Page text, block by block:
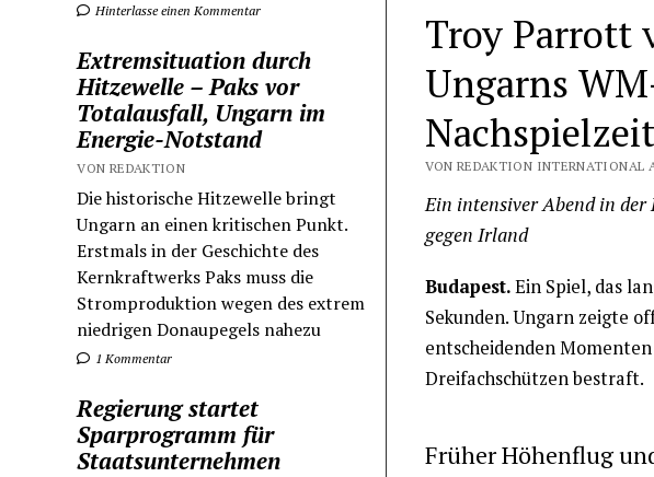
Hinterlasse einen Kommentar
Extremsituation durch
Hitzewelle – Paks vor
Totalausfall, Ungarn im
Energie-Notstand
VON REDAKTION
Die historische Hitzewelle bringt
Ungarn an einen kritischen Punkt.
Erstmals in der Geschichte des
Kernkraftwerks Paks muss die
Stromproduktion wegen des extrem
niedrigen Donaupegels nahezu
1 Kommentar
Regierung startet
Sparprogramm für
Staatsunternehmen
Troy Parrott
Ungarns
VON REDAKTION INTERNATIONAL
Ein intensiver Abend in der
gegen Irland
Budapest.Ein Spiel, das
Sekunden. Ungarn zeigte
entscheidenden
Dreifachschützen bestraft.
Früher Höhenflug